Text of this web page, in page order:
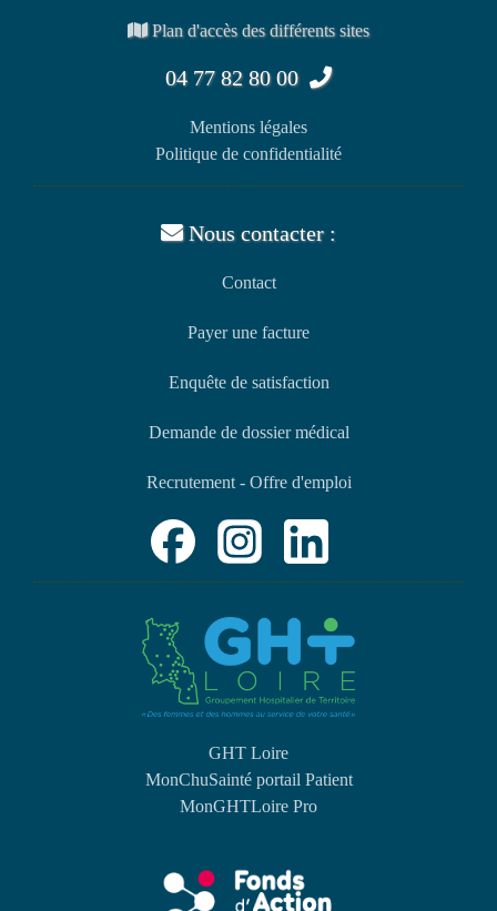
Plan d'accès des différents sites
04 77 82 80 00
Mentions légales
Politique de confidentialité
Nous contacter :
Contact
Payer une facture
Enquête de satisfaction
Demande de dossier médical
Recrutement - Offre d'emploi
GHT Loire
MonChuSainté portail Patient
MonGHTLoire Pro